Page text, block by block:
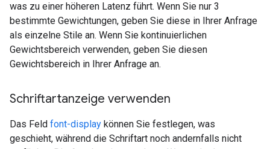
was zu einer höheren Latenz führt. Wenn Sie nur 3
bestimmte Gewichtungen, geben Sie diese in Ihrer Anfrage
als einzelne Stile an. Wenn Sie kontinuierlichen
Gewichtsbereich verwenden, geben Sie diesen
Gewichtsbereich in Ihrer Anfrage an.
Schriftartanzeige verwenden
Das Feld font-display können Sie festlegen, was
geschieht, während die Schriftart noch andernfalls nicht